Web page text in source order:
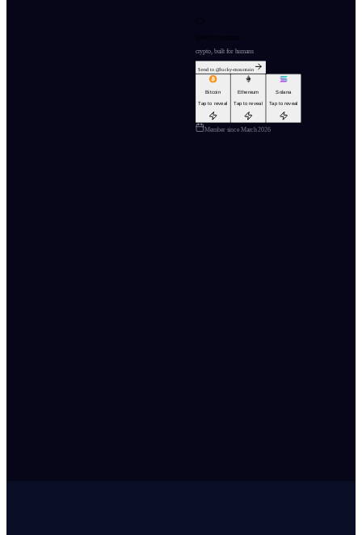
crypto, built for humans
Send to @lucky-mountain
Bitcoin
Tap to reveal
Ethereum
Tap to reveal
Solana
Tap to reveal
Member sinceMarch 2026